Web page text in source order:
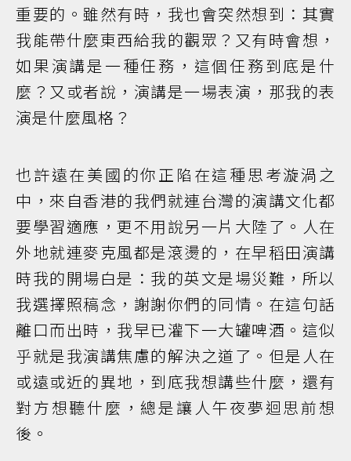
重要的。雖然有時，我也會突然想到：其實
我能帶什麼東西給我的觀眾？又有時會想，
如果演講是一種任務，這個任務到底是什
麼？又或者說，演講是一場表演，那我的表
演是什麼風格？
也許遠在美國的你正陷在這種思考漩渦之
中，來自香港的我們就連台灣的演講文化都
要學習適應，更不用說另一片大陸了。人在
外地就連麥克風都是滾燙的，在早稻田演講
時我的開場白是：我的英文是場災難，所以
我選擇照稿念，謝謝你們的同情。在這句話
離口而出時，我早已灌下一大罐啤酒。這似
乎就是我演講焦慮的解決之道了。但是人在
或遠或近的異地，到底我想講些什麼，還有
對方想聽什麼，總是讓人午夜夢迴思前想
後。